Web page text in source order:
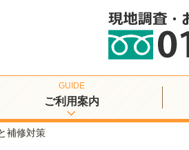
ご利用案内
補修対策